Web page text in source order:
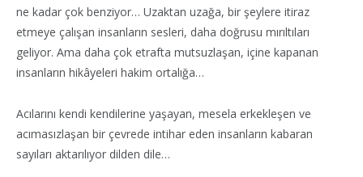
ne kadar çok benziyor… Uzaktan uzağa, bir şeylere itiraz
etmeye çalışan insanların sesleri, daha doğrusu mırıltıları
geliyor. Ama daha çok etrafta mutsuzlaşan, içine kapanan
insanların hikâyeleri hakim ortalığa…
Acılarını kendi kendilerine yaşayan, mesela erkekleşen ve
acımasızlaşan bir çevrede intihar eden insanların kabaran
sayıları aktarılıyor dilden dile…